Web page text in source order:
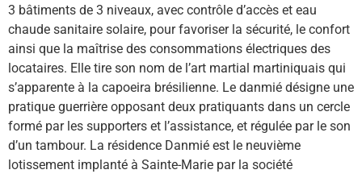
3 bâtiments de 3 niveaux, avec contrôle d’accès et eau
chaude sanitaire solaire, pour favoriser la sécurité, le confort
ainsi que la maîtrise des consommations électriques des
locataires. Elle tire son nom de l’art martial martiniquais qui
s’apparente à la capoeira brésilienne. Le danmié désigne une
pratique guerrière opposant deux pratiquants dans un cercle
formé par les supporters et l’assistance, et régulée par le son
d’un tambour. La résidence Danmié est le neuvième
lotissement implanté à Sainte-Marie par la société